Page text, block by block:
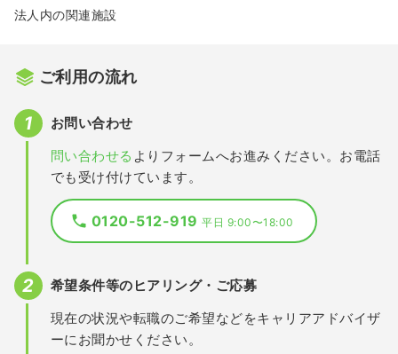
法人内の関連施設
ご利用の流れ
お問い合わせ
問い合わせる よりフォームへお進みください。お電話
でも受け付けています。
0120-512-919平日 9:00〜18:00
希望条件等のヒアリング・ご応募
現在の状況や転職のご希望などをキャリアアドバイザ
ーにお聞かせください。